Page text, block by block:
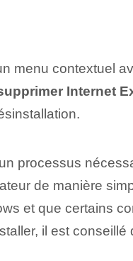
menu contextuel
Internet⁣
processus
de manière
et que certains
il est